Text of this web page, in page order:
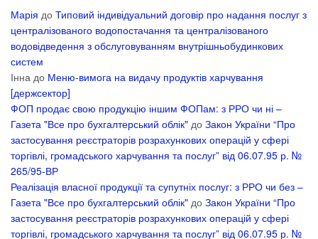
Марія до Типовий індивідуальний договір про надання послуг з
централізованого водопостачання та централізованого
водовідведення з обслуговуванням внутрішньобудинкових
систем
Інна до Меню-вимога на видачу продуктів харчування
[держсектор]
ФОП продає свою продукцію іншим ФОПам: з РРО чи ні –
Газета "Все про бухгалтерський облік" до Закон України “Про
застосування реєстраторів розрахункових операцій у сфері
торгівлі, громадського харчування та послуг” від 06.07.95 р. №
265/95-ВР
Реалізація власної продукції та супутніх послуг: з РРО чи без –
Газета "Все про бухгалтерський облік" до Закон України “Про
застосування реєстраторів розрахункових операцій у сфері
торгівлі, громадського харчування та послуг” від 06.07.95 р. №